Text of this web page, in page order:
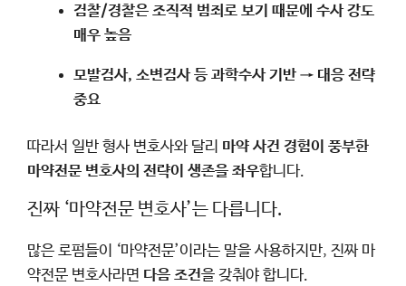
검찰/경찰은 조직적 범죄로 보기 때문에 수사 강도
매우 높음
모발검사, 소변검사 등 과학수사 기반 → 대응 전략
중요
따라서 일반 형사 변호사와 달리 마약 사건 경험이 풍부한
마약전문 변호사의 전략이 생존을 좌우합니다.
진짜 ‘마약전문 변호사’는 다릅니다.
많은 로펌들이 ‘마약전문’이라는 말을 사용하지만, 진짜 마
약전문 변호사라면 다음 조건을 갖춰야 합니다.